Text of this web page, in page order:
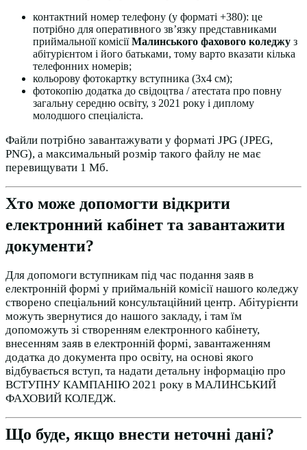
контактний номер телефону (у форматі +380): це
потрібно для оперативного зв’язку представниками
приймальноїї комісіїМалинського фахового коледжу з
абітурієнтом і його батьками, тому варто вказати кілька
телефонних номерів;
кольорову фотокартку вступника (3х4 см);
фотокопію додатка до свідоцтва / атестата про повну
загальну середню освіту, з 2021 року і диплому
молодшого спеціаліста.
Файли потрібно завантажувати у форматі JPG (JPEG,
PNG), а максимальный розмір такого файлу не має
перевищувати 1 Мб.
Хто може допомогти відкрити
електронний кабінет та завантажити
документи?
Для допомоги вступникам під час подання заяв в
електронній формі у приймальній комісії нашого коледжу
створено спеціальний консультаційний центр. Абітурієнти
можуть звернутися до нашого закладу, і там їм
допоможуть зі створенням електронного кабінету,
внесенням заяв в електронній формі, завантаженням
додатка до документа про освіту, на основі якого
відбувається вступ, та надати детальну інформацію про
ВСТУПНУ КАМПАНІЮ 2021 року в МАЛИНСЬКИЙ
ФАХОВИЙ КОЛЕДЖ.
Що буде, якщо внести неточні дані?